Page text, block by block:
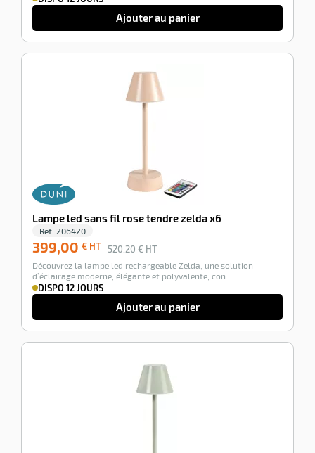
Ajouter au panier
Lampe led sans fil rose tendre zelda x6
Ref: 206420
399,00 € HT 520,20 € HT
Découvrez la lampe led rechargeable Zelda, une solution
d’éclairage moderne, élégante et polyvalente, con…
DISPO 12 JOURS
Ajouter au panier